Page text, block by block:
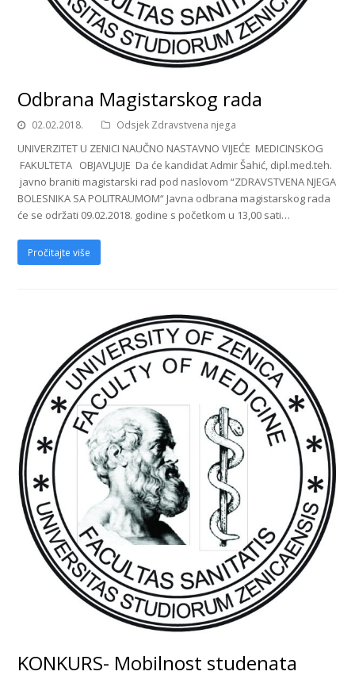
Odbrana Magistarskog rada
02.02.2018. Odsjek Zdravstvena njega
UNIVERZITET U ZENICI NAUČNO NASTAVNO VIJEĆE MEDICINSKOG
FAKULTETA OBJAVLJUJE Da će kandidat Admir Šahić, dipl.med.teh.
javno braniti magistarski rad pod naslovom “ZDRAVSTVENA NJEGA
BOLESNIKA SA POLITRAUMOM“ Javna odbrana magistarskog rada
će se održati 09.02.2018. godine s početkom u 13,00 sati…
Pročitajte više
KONKURS- Mobilnost studenata